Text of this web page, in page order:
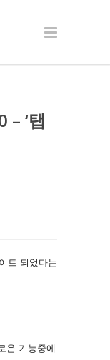
– ‘탭
트 되었다는
운 기능중에